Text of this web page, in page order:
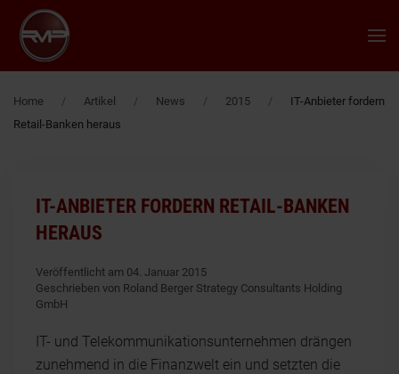
Zum Hauptinhalt springen
Home Artikel News 2015
IT-Anbieter fordern
Retail-Banken heraus
IT-ANBIETER FORDERN RETAIL-BANKEN
HERAUS
Veröffentlicht am 04. Januar 2015
Geschrieben von Roland Berger Strategy Consultants Holding
GmbH
IT- und Telekommunikationsunternehmen drängen
zunehmend in die Finanzwelt ein und setzten die